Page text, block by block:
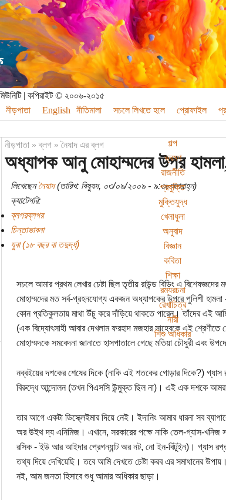
| কপিরাইট © ২০০৬-২০১৫
নীড়পাতা
English নীতিমালা সচলে লিখতে হলে প্রোফাইল
গল্প
ভ্রমণ
রাজনীতি
প্রযুক্তি
মুক্তিযুদ্ধ
খেলাধুলা
অনুবাদ
বিজ্ঞান
কবিতা
শিক্ষা
রম্যরচনা
রেখাচিত্র
নারী
শিশু অধিকার
নীড়পাতা»ব্লগ»নৈষাদ এর ব্লগ
অধ্যাপক আনু মোহাম্মদের উপর
লিখেছেননৈষাদ(তারিখ: বিষ্যুদ, ০৩/০৯/২০০৯ - ৯:৩৮অপরাহ্ন)
ক্যাটেগরি:
ব্লগরব্লগর
চিন্তাভাবনা
যুবা (১৮ বছর বা তদুর্দ্ধ)
সচলে আমার প্রথম লেখার চেষ্টা ছিল তৃতীয় রাউন্ড বিডিং এ
মোহাম্মদের মত সর্ব-গ্রহনযোগ্য একজন অধ্যাপকের উপরে পুলিশী
কোন প্রতিকুলতায় মাথা উঁচু করে দাঁড়িয়ে থাকতে পারেন। তাঁদের এই
(এক বিদ্যোৎসাহী আবার দেখলাম ফরহাদ মজহার সাহেবকে এই
মোহাম্মদকে সমবেদনা জানাতে হাসপাতালে গেছে মতিয়া চৌধুরী এবং
নব্বইয়ের দশকের শেষের দিকে (নাকি এই শতকের গোড়ার দিকে?) গ্যাস
বিরুদ্ধে আন্দোলন (তখন পিএসসি উন্মুক্ত ছিল না)। এই এক দশকে
তার আগে একটা ডিস্ক্লেইমার দিয়ে নেই। ইদানিং আমার ধারনা সব
অর উইথ দ্য এনিমিজ। এখানে, সরকারের পক্ষে নাকি তেল-গ্যাস-
রসিক - ইউ আর আইদার প্রেগন্যান্ট অর নট, নো ইন-বিটুইন)। গ্যাস
তথ্য দিয়ে দেখিয়েছি। তবে আমি দেখতে চেষ্টা করব এর সমাধানের
নই, আম জনতা হিসাবে শুধু আমার অধিকার ছাড়া।